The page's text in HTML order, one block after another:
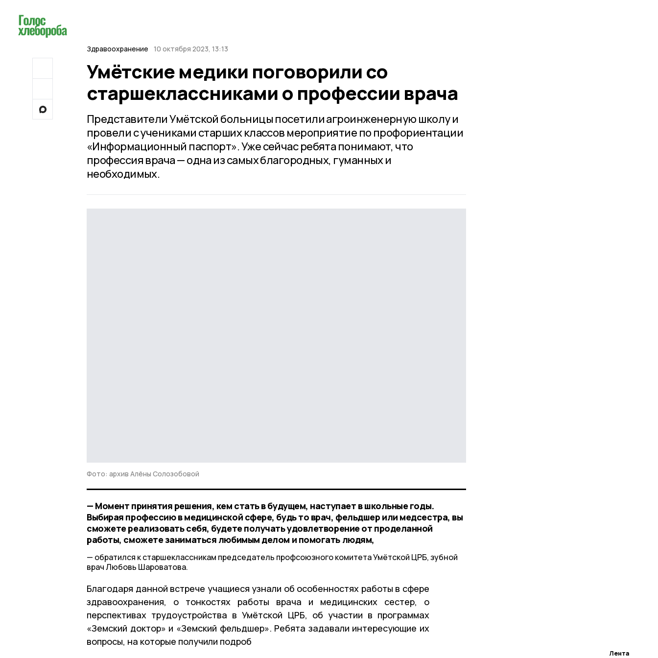
Лента
Здравоохранение 10 октября 2023, 13:13
Умётские медики поговорили со
старшеклассниками о профессии врача
Представители Умётской больницы посетили агроинженерную школу и
провели с учениками старших классов мероприятие по профориентации
«Информационный паспорт». Уже сейчас ребята понимают, что
профессия врача — одна из самых благородных, гуманных и
необходимых.
Фото: архив Алёны Солозобовой
— Момент принятия решения, кем стать в будущем, наступает в школьные годы.
Выбирая профессию в медицинской сфере, будь то врач, фельдшер или медсестра, вы
сможете реализовать себя, будете получать удовлетворение от проделанной
работы, сможете заниматься любимым делом и помогать людям,
обратился к старшеклассникам председатель профсоюзного комитета Умётской ЦРБ, зубной
врач Любовь Шароватова.
Благодаря данной встрече учащиеся узнали об особенностях работы в сфере
здравоохранения, о тонкостях работы врача и медицинских сестер, о
перспективах трудоустройства в Умётской ЦРБ, об участии в программах
«Земский доктор» и «Земский фельдшер». Ребята задавали интересующие их
вопросы, на которые получили подроб